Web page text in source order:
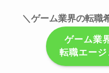
＼ゲーム業界の転職
ゲーム業
転職エー